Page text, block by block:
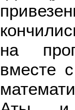
на
вместе